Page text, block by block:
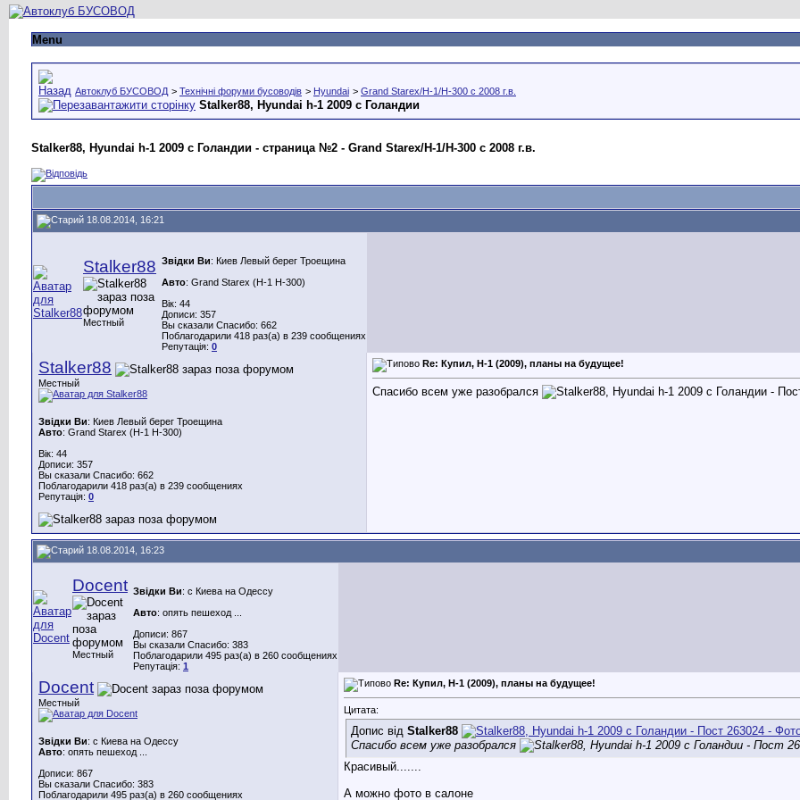
Menu
Автоклуб БУСОВОД > Технічні форуми бусоводів > Hyundai > Grand Starex/H-1/H-300 с 2008 г.в.
Stalker88, Hyundai h-1 2009 с Голандии
Stalker88, Hyundai h-1 2009 с Голандии - страница №2 - Grand Starex/H-1/H-300 с 2008 г.в.
18.08.2014, 16:21
Stalker88
Местный
Звідки Ви: Киев Левый берег Троещина
Авто: Grand Starex (H-1 H-300)
Вік: 44
Дописи: 357
Вы сказали Спасибо: 662
Поблагодарили 418 раз(а) в 239 сообщениях
Репутація: 0
Stalker88
Местный
Звідки Ви: Киев Левый берег Троещина
Авто: Grand Starex (H-1 H-300)
Вік: 44
Дописи: 357
Вы сказали Спасибо: 662
Поблагодарили 418 раз(а) в 239 сообщениях
Репутація: 0
Re: Купил, H-1 (2009), планы на будущее!
Спасибо всем уже разобрался
18.08.2014, 16:23
Docent
Местный
Звідки Ви: с Киева на Одессу
Авто: опять пешеход ...
Дописи: 867
Вы сказали Спасибо: 383
Поблагодарили 495 раз(а) в 260 сообщениях
Репутація: 1
Docent
Местный
Звідки Ви: с Киева на Одессу
Авто: опять пешеход ...
Дописи: 867
Вы сказали Спасибо: 383
Поблагодарили 495 раз(а) в 260 сообщениях
Re: Купил, H-1 (2009), планы на будущее!
Цитата:
Допис від Stalker88
Спасибо всем уже разобрался
Красивый.......
А можно фото в салоне